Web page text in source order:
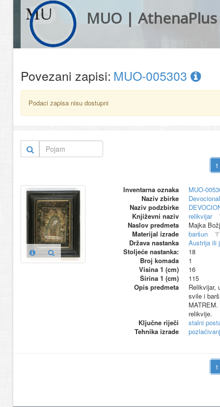
MUO | AthenaPlus
Povezani zapisi: MUO-005303
Podaci zapisa nisu dostupni
Inventarna oznaka
MUO-
Naziv zbirke
Naziv podzbirke
Književni naziv
relikvijar
Naslov predmeta
Majka
Materijal izrade
baršun
Država nastanka
Austrija ili
Stoljeće nastanka:
18
Broj komada
1
Visina 1 (cm)
16
Širina 1 (cm)
115
Opis predmeta
Relikvijar,
svile i
relikvije.
Ključne riječi
stalni
Tehnika izrade